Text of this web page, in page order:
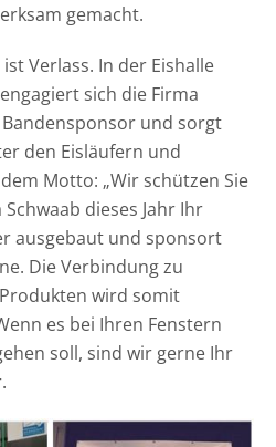
gemacht.
Verlass. In der Eishalle
sich die Firma
Bandensponsor und sorgt
den Eisläufern und
Motto: „Wir schützen Sie
dieses Jahr Ihr
ausgebaut und sponsort
Die Verbindung zu
wird somit
es bei Ihren Fenstern
soll, sind wir gerne Ihr